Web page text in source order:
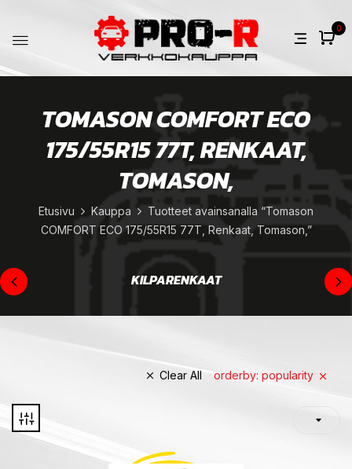
0
TOMASON COMFORT ECO
175/55R15 77T, RENKAAT,
TOMASON,
Etusivu Kauppa
Tuotteet avainsanalla “Tomason
COMFORT ECO 175/55R15 77T, Renkaat, Tomason,”
KILPARENKAAT
Clear All orderby: popularity